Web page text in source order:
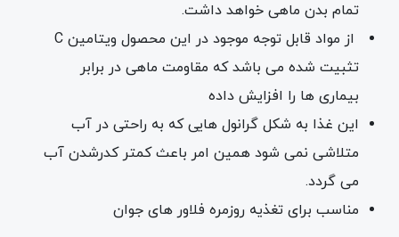
تمام بدن ماهی خواهد داشت.
از مواد قابل توجه موجود در این محصول ویتامین C
تثبیت شده می باشد که مقاومت ماهی در برابر
بیماری ها را افزایش داده
این غذا به شکل گرانول هایی که به راحتی در آب
متلاشی نمی شود همین امر باعث کمتر کدرشدن آب
می گردد.
مناسب برای تغذیه روزمره فلاور های جوان